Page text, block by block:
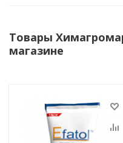
Товары
магазине